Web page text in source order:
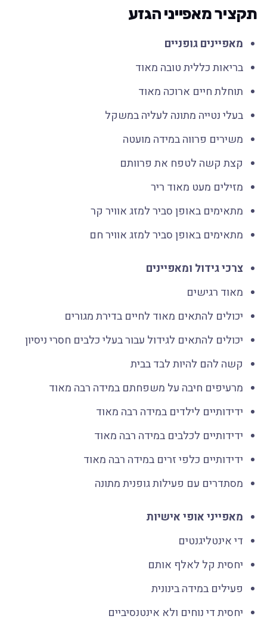
תקציר מאפייני הגזע
מאפיינים גופניים
בריאות כללית טובה מאוד
תוחלת חיים ארוכה מאוד
בעלי נטייה מתונה לעליה במשקל
משירים פרווה במידה מועטה
קצת קשה לטפח את פרוותם
מזילים מעט מאוד ריר
מתאימים באופן סביר למזג אוויר קר
מתאימים באופן סביר למזג אוויר חם
צרכי גידול ומאפיינים
מאוד רגישים
יכולים להתאים מאוד לחיים בדירת מגורים
יכולים להתאים לגידול עבור בעלי כלבים חסרי ניסיון
קשה להם להיות לבד בבית
מרעיפים חיבה על משפחתם במידה רבה מאוד
ידידותיים לילדים במידה רבה מאוד
ידידותיים לכלבים במידה רבה מאוד
ידידותיים כלפי זרים במידה רבה מאוד
מסתדרים עם פעילות גופנית מתונה
מאפייני אופי אישיות
די אינטליגנטים
יחסית קל לאלף אותם
פעילים במידה בינונית
יחסית די נוחים ולא אינטנסיביים